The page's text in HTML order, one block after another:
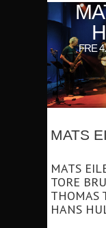
FRE
MATS
MATS
TORE
THOMAS
HANS